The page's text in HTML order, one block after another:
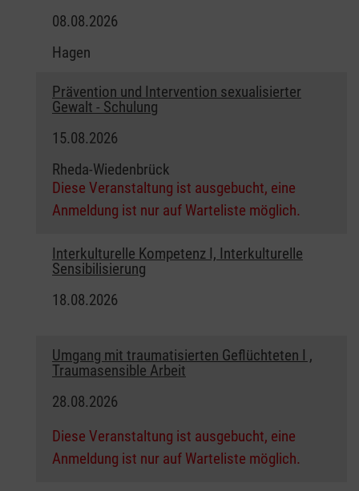
08.08.2026
Hagen
Prävention und Intervention sexualisierter
Gewalt - Schulung
15.08.2026
Rheda-Wiedenbrück
Diese Veranstaltung ist ausgebucht, eine
Anmeldung ist nur auf Warteliste möglich.
Interkulturelle Kompetenz I, Interkulturelle
Sensibilisierung
18.08.2026
Umgang mit traumatisierten Geflüchteten I ,
Traumasensible Arbeit
28.08.2026
Diese Veranstaltung ist ausgebucht, eine
Anmeldung ist nur auf Warteliste möglich.